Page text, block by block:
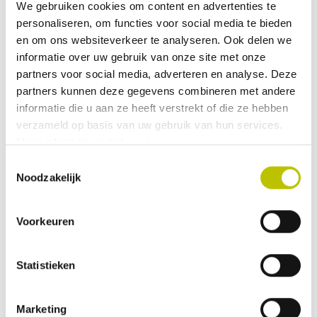
We gebruiken cookies om content en advertenties te
personaliseren, om functies voor social media te bieden
en om ons websiteverkeer te analyseren. Ook delen we
informatie over uw gebruik van onze site met onze
partners voor social media, adverteren en analyse. Deze
partners kunnen deze gegevens combineren met andere
informatie die u aan ze heeft verstrekt of die ze hebben
verzameld op basis van uw gebruik van hun services.
Meer informatie in hetcookiebeleid.
Noodzakelijk
Voorkeuren
Statistieken
Marketing
Lage wandelschoenen zijn ideaal voor de warme
zomerdagen waarin het prettig is om je enkels vrij te
houden zodat ze kunnen luchten. Daarbij zijn veel A-
membraan zijn dewandelschoenen 100% waterdicht en
toch ademend. Dit geldt zowel voor modellen met een
buitenschoen van leer, als voor modellen met een
buitenschoen van velour en mesh. Zo zijn ze niet alleen
geschikt voor zonnige wandelingen, maar ook voor
regenachtige herfstdagen en dagelijkse werkzaamheden.
stedentrips.
verschillende pasvormen
Geen enkele voet is hetzelfde en daarom is er niet één